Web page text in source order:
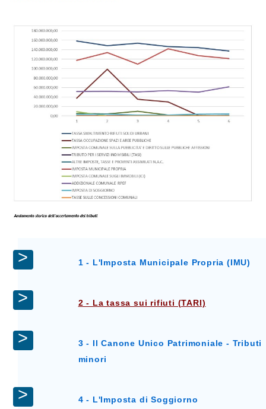
1 - L'Imposta Municipale Propria (IMU)
2 - La tassa sui rifiuti (TARI)
3 - Il Canone Unico Patrimoniale - Tributi
minori
4 - L'Imposta di Soggiorno